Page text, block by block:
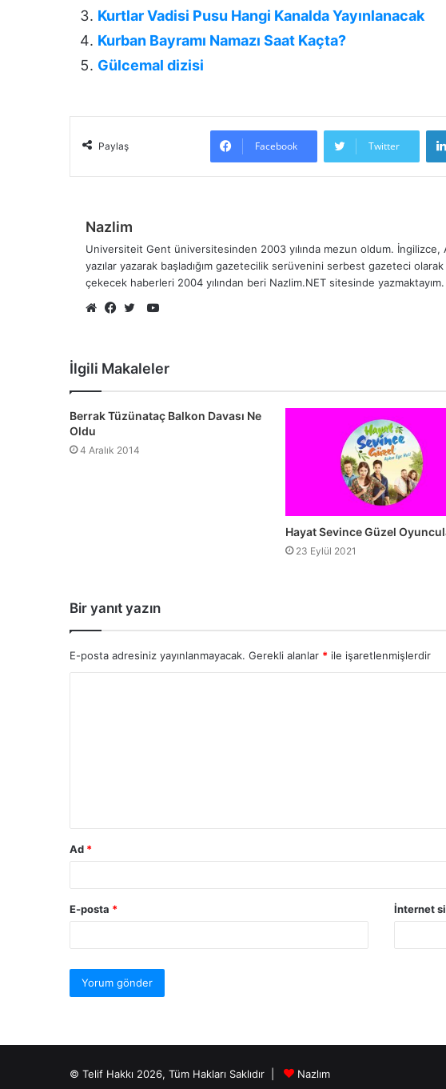
Kurtlar Vadisi Pusu Hangi Kanalda Yayınlanacak
Kurban Bayramı Namazı Saat Kaçta?
Gülcemal dizisi
Paylaş Facebook Twitter
Nazlim
Universiteit Gent üniversitesinden 2003 yılında mezun oldum.
yazılar yazarak başladığım gazetecilik serüvenini serbest gazeteci
çekecek haberleri 2004 yılından beri Nazlim.NET sitesinde yazmaktayım.
YouTube
İlgili Makaleler
Berrak Tüzünataç Balkon Davası Ne
Oldu
4 Aralık 2014
Hayat Sevince Güzel
23 Eylül 2021
Bir yanıt yazın
E-posta adresiniz yayınlanmayacak. Gerekli alanlar * ile işaretlenmişlerdir
Ad *
E-posta * İnternet
© Telif Hakkı 2026, Tüm Hakları Saklıdır | Nazlım